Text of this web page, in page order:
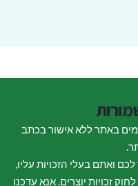
באתר ללא אישור בכתב
ואתם בעלי הזכויות עליו,
ונעשה בו שימוש עפ"י סעיף 27א' לחוק זכויות יוצרים. אנא עדכנו